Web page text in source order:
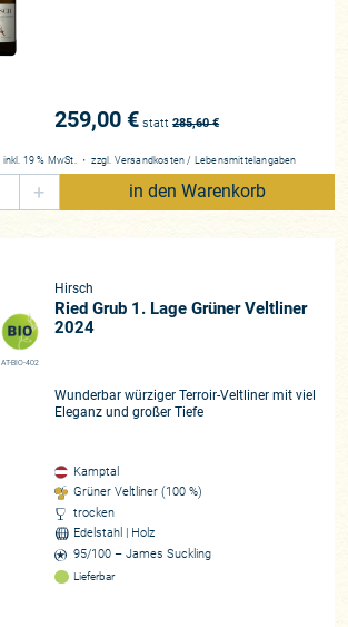
259,00 € statt 285,60€
inkl. 19 % MwSt.・zzgl. Versandkosten / Lebensmittelangaben
+ in den Warenkorb
AT-BIO-402
Hirsch
Ried Grub 1. Lage Grüner Veltliner
2024
Wunderbar würziger Terroir-Veltliner mit viel
Eleganz und großer Tiefe
Kamptal
Grüner Veltliner (100 %)
trocken
Edelstahl | Holz
95/100 – James Suckling
Lieferbar